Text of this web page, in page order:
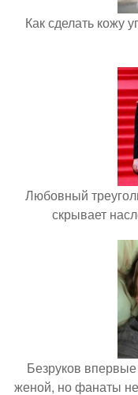
Как сделать кожу
Любовный
скрывает
Безруков
женой, но фанаты